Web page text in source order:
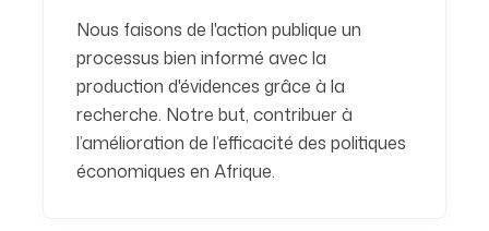
Nous faisons de l'action publique un
processus bien informé avec la
production d'évidences grâce à la
recherche. Notre but, contribuer à
l’amélioration de l’efficacité des politiques
économiques en Afrique.